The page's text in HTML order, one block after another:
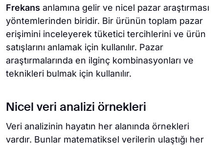
Frekans anlamına gelir ve nicel pazar araştırması
yöntemlerinden biridir. Bir ürünün toplam pazar
erişimini inceleyerek tüketici tercihlerini ve ürün
satışlarını anlamak için kullanılır. Pazar
araştırmalarında en ilginç kombinasyonları ve
teknikleri bulmak için kullanılır.
Nicel veri analizi örnekleri
Veri analizinin hayatın her alanında örnekleri
vardır. Bunlar matematiksel verilerin ulaştığı her